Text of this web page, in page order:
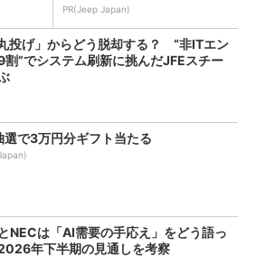
PR(Jeep Japan)
投げ」からどう脱却する？ “非ITエン
割”でシステム刷新に挑んだJFEスチー
選で3万円分ギフト当たる
NECは「AI需要の手応え」をどう語っ
年下半期の見通しを考察